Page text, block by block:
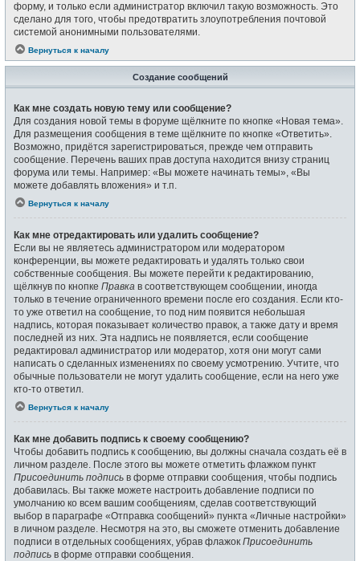
форму, и только если администратор включил такую возможность. Это
сделано для того, чтобы предотвратить злоупотребления почтовой
системой анонимными пользователями.
Вернуться к началу
Создание сообщений
Как мне создать новую тему или сообщение?
Для создания новой темы в форуме щёлкните по кнопке «Новая тема».
Для размещения сообщения в теме щёлкните по кнопке «Ответить».
Возможно, придётся зарегистрироваться, прежде чем отправить
сообщение. Перечень ваших прав доступа находится внизу страниц
форума или темы. Например: «Вы можете начинать темы», «Вы
можете добавлять вложения» и т.п.
Вернуться к началу
Как мне отредактировать или удалить сообщение?
Если вы не являетесь администратором или модератором
конференции, вы можете редактировать и удалять только свои
собственные сообщения. Вы можете перейти к редактированию,
щёлкнув по кнопке Правка в соответствующем сообщении, иногда
только в течение ограниченного времени после его создания. Если кто-
то уже ответил на сообщение, то под ним появится небольшая
надпись, которая показывает количество правок, а также дату и время
последней из них. Эта надпись не появляется, если сообщение
редактировал администратор или модератор, хотя они могут сами
написать о сделанных изменениях по своему усмотрению. Учтите, что
обычные пользователи не могут удалить сообщение, если на него уже
кто-то ответил.
Вернуться к началу
Как мне добавить подпись к своему сообщению?
Чтобы добавить подпись к сообщению, вы должны сначала создать её в
личном разделе. После этого вы можете отметить флажком пункт
Присоединить подпись в форме отправки сообщения, чтобы подпись
добавилась. Вы также можете настроить добавление подписи по
умолчанию ко всем вашим сообщениям, сделав соответствующий
выбор в параграфе «Отправка сообщений» пункта «Личные настройки»
в личном разделе. Несмотря на это, вы сможете отменить добавление
подписи в отдельных сообщениях, убрав флажок Присоединить
подпись в форме отправки сообщения.